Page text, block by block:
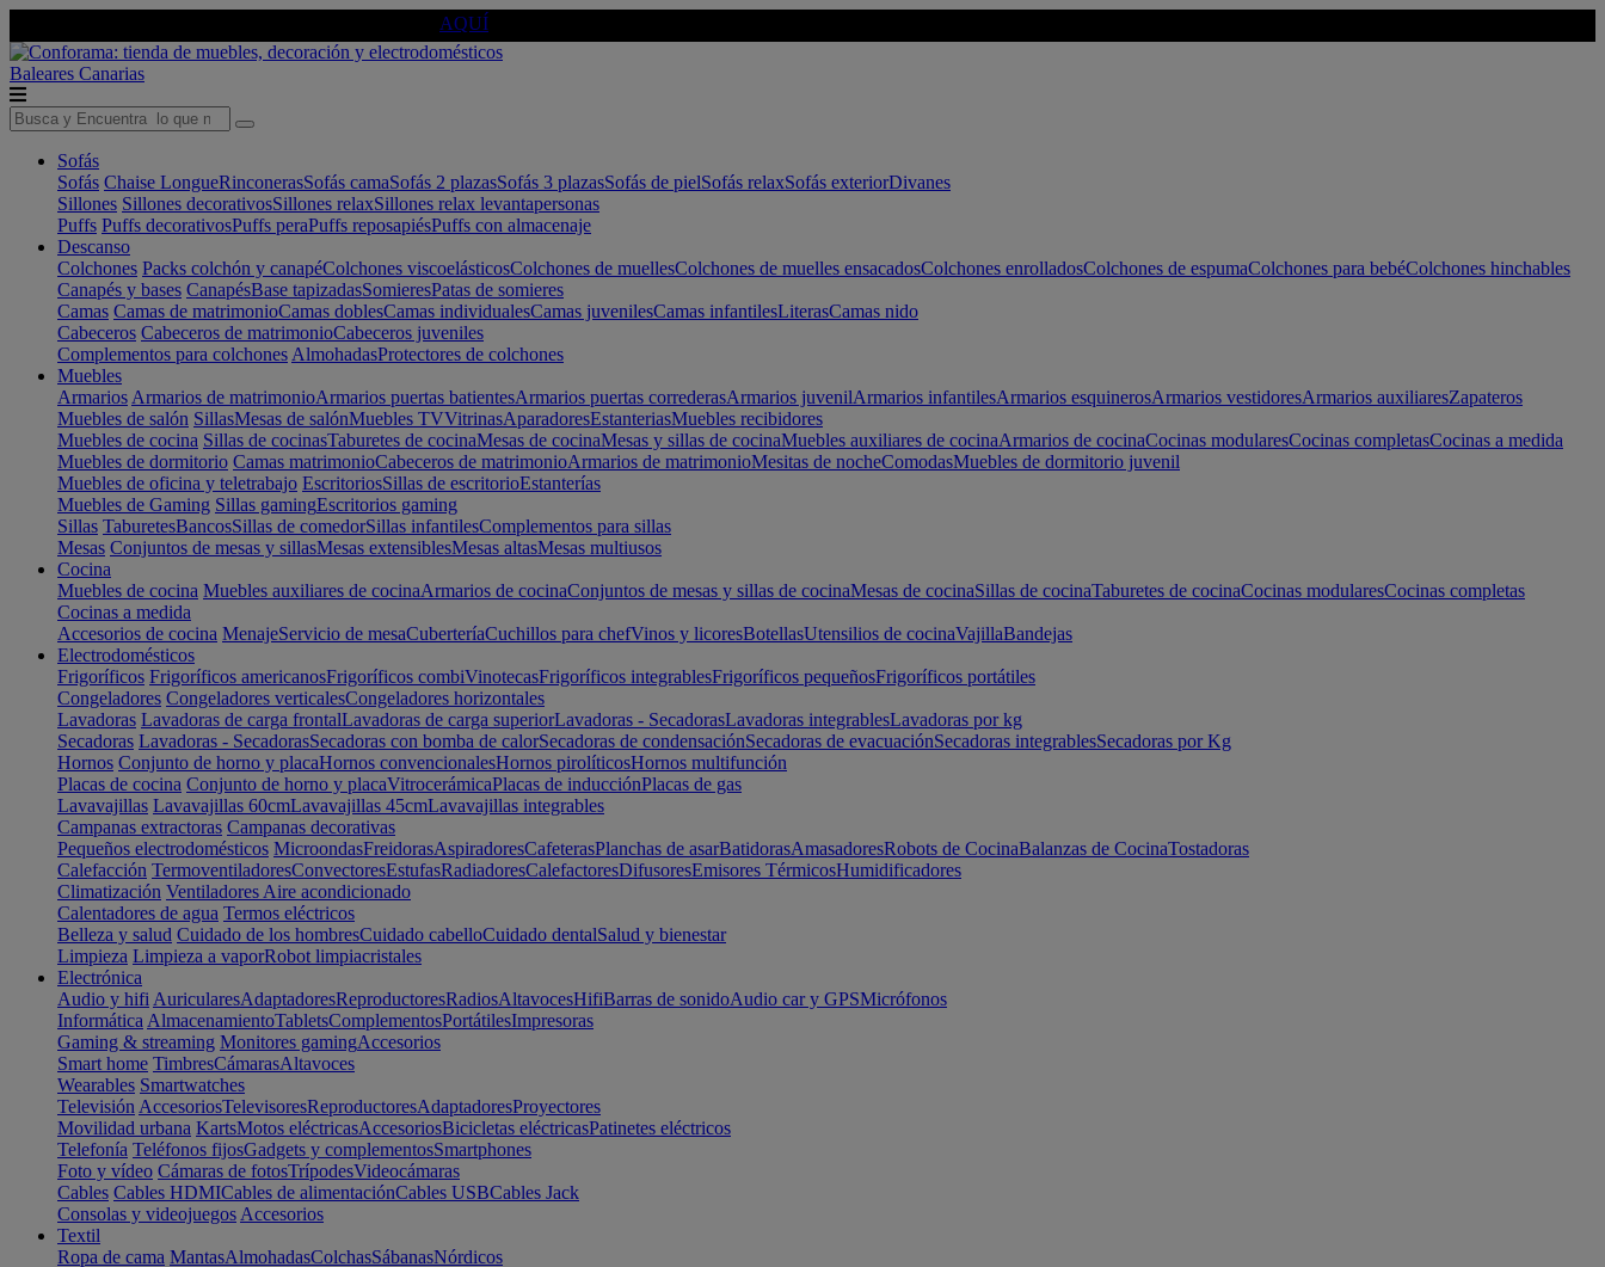
AQUÍ
Baleares Canarias
Sofás
Sofás Chaise LongueRinconerasSofás camaSofás 2 plazasSofás 3 plazasSofás de pielSofás relaxSofás exteriorDivanes
Sillones Sillones decorativosSillones relaxSillones relax levantapersonas
Puffs Puffs decorativosPuffs peraPuffs reposapiésPuffs con almacenaje
Descanso
Colchones Packs colchón y canapéColchones viscoelásticosColchones de muellesColchones de muelles ensacadosColchones enrolladosColchones de espumaColchones para bebéColchones hinchables
Canapés y bases CanapésBase tapizadasSomieresPatas de somieres
Camas Camas de matrimonioCamas doblesCamas individualesCamas juvenilesCamas infantilesLiterasCamas nido
Cabeceros Cabeceros de matrimonioCabeceros juveniles
Complementos para colchones AlmohadasProtectores de colchones
Muebles
Armarios Armarios de matrimonioArmarios puertas batientesArmarios puertas correderasArmarios juvenilArmarios infantilesArmarios esquinerosArmarios vestidoresArmarios auxiliaresZapateros
Muebles de salón SillasMesas de salónMuebles TVVitrinasAparadoresEstanteriasMuebles recibidores
Muebles de cocina Sillas de cocinasTaburetes de cocinaMesas de cocinaMesas y sillas de cocinaMuebles auxiliares de cocinaArmarios de cocinaCocinas modularesCocinas completasCocinas a medida
Muebles de dormitorio Camas matrimonioCabeceros de matrimonioArmarios de matrimonioMesitas de nocheComodasMuebles de dormitorio juvenil
Muebles de oficina y teletrabajo EscritoriosSillas de escritorioEstanterías
Muebles de Gaming Sillas gamingEscritorios gaming
Sillas TaburetesBancosSillas de comedorSillas infantilesComplementos para sillas
Mesas Conjuntos de mesas y sillasMesas extensiblesMesas altasMesas multiusos
Cocina
Muebles de cocina Muebles auxiliares de cocinaArmarios de cocinaConjuntos de mesas y sillas de cocinaMesas de cocinaSillas de cocinaTaburetes de cocinaCocinas modularesCocinas completas
Cocinas a medida
Accesorios de cocina MenajeServicio de mesaCuberteríaCuchillos para chefVinos y licoresBotellasUtensilios de cocinaVajillaBandejas
Electrodomésticos
Frigoríficos Frigoríficos americanosFrigoríficos combiVinotecasFrigoríficos integrablesFrigoríficos pequeñosFrigoríficos portátiles
Congeladores Congeladores verticalesCongeladores horizontales
Lavadoras Lavadoras de carga frontalLavadoras de carga superiorLavadoras - SecadorasLavadoras integrablesLavadoras por kg
Secadoras Lavadoras - SecadorasSecadoras con bomba de calorSecadoras de condensaciónSecadoras de evacuaciónSecadoras integrablesSecadoras por Kg
Hornos Conjunto de horno y placaHornos convencionalesHornos pirolíticosHornos multifunción
Placas de cocina Conjunto de horno y placaVitrocerámicaPlacas de inducciónPlacas de gas
Lavavajillas Lavavajillas 60cmLavavajillas 45cmLavavajillas integrables
Campanas extractoras Campanas decorativas
Pequeños electrodomésticos MicroondasFreidorasAspiradoresCafeterasPlanchas de asarBatidorasAmasadoresRobots de CocinaBalanzas de CocinaTostadoras
Calefacción TermoventiladoresConvectoresEstufasRadiadoresCalefactoresDifusoresEmisores TérmicosHumidificadores
Climatización Ventiladores Aire acondicionado
Calentadores de agua Termos eléctricos
Belleza y salud Cuidado de los hombresCuidado cabelloCuidado dentalSalud y bienestar
Limpieza Limpieza a vaporRobot limpiacristales
Electrónica
Audio y hifi AuricularesAdaptadoresReproductoresRadiosAltavocesHifiBarras de sonidoAudio car y GPSMicrófonos
Informática AlmacenamientoTabletsComplementosPortátilesImpresoras
Gaming & streaming Monitores gamingAccesorios
Smart home TimbresCámarasAltavoces
Wearables Smartwatches
Televisión AccesoriosTelevisoresReproductoresAdaptadoresProyectores
Movilidad urbana KartsMotos eléctricasAccesoriosBicicletas eléctricasPatinetes eléctricos
Telefonía Teléfonos fijosGadgets y complementosSmartphones
Foto y vídeo Cámaras de fotosTrípodesVideocámaras
Cables Cables HDMICables de alimentaciónCables USBCables Jack
Consolas y videojuegos Accesorios
Textil
Ropa de cama MantasAlmohadasColchasSábanasNórdicos